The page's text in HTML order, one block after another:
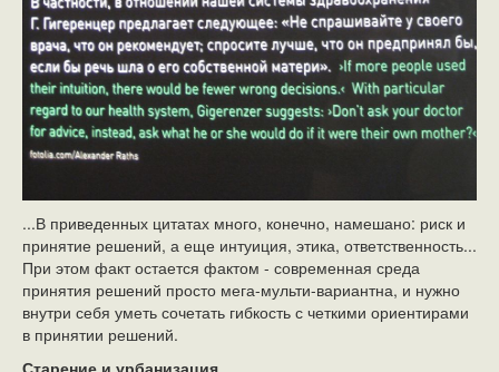
...В приведенных цитатах много, конечно, намешано: риск и
принятие решений, а еще интуиция, этика, ответственность...
При этом факт остается фактом - современная среда
принятия решений просто мега-мульти-вариантна, и нужно
внутри себя уметь сочетать гибкость с четкими ориентирами
в принятии решений.
Старение и урбанизация